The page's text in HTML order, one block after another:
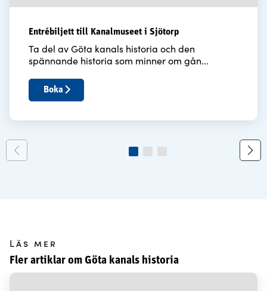
Entrébiljett till Kanalmuseet i Sjötorp
Ta del av Göta kanals historia och den
spännande historia som minner om gån...
Boka
Läs mer
Fler artiklar om Göta kanals historia